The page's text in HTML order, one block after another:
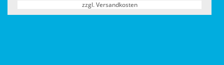
zzgl. Versandkosten